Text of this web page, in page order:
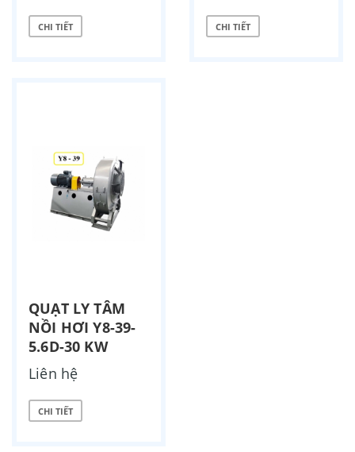
CHI TIẾT CHI TIẾT
QUẠT LY TÂM
NỒI HƠI Y8-39-
5.6D-30 KW
Liên hệ
CHI TIẾT